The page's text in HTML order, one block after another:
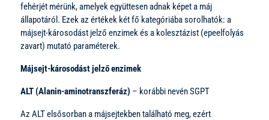
fehérjét mérünk, amelyek együttesen adnak képet a máj
állapotáról. Ezek az értékek két fő kategóriába sorolhatók: a
májsejt-károsodást jelző enzimek és a kolesztázist (epeelfolyás
zavart) mutató paraméterek.
Májsejt-károsodást jelző enzimek
ALT (Alanin-aminotranszferáz) – korábbi nevén SGPT
Az ALT elsősorban a májsejtekben található meg, ezért